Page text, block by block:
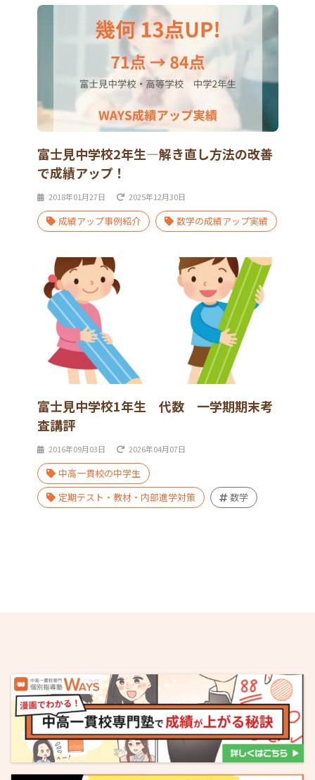
富士見中学校2年生―解き直し方法の改善
で成績アップ！
2018年01月27日 2025年12月30日
成績アップ事例紹介 数学の成績アップ実績
富士見中学校1年生 代数 一学期期末考
査講評
2016年09月03日 2026年04月07日
中高一貫校の中学生
定期テスト・教材・内部進学対策
数学